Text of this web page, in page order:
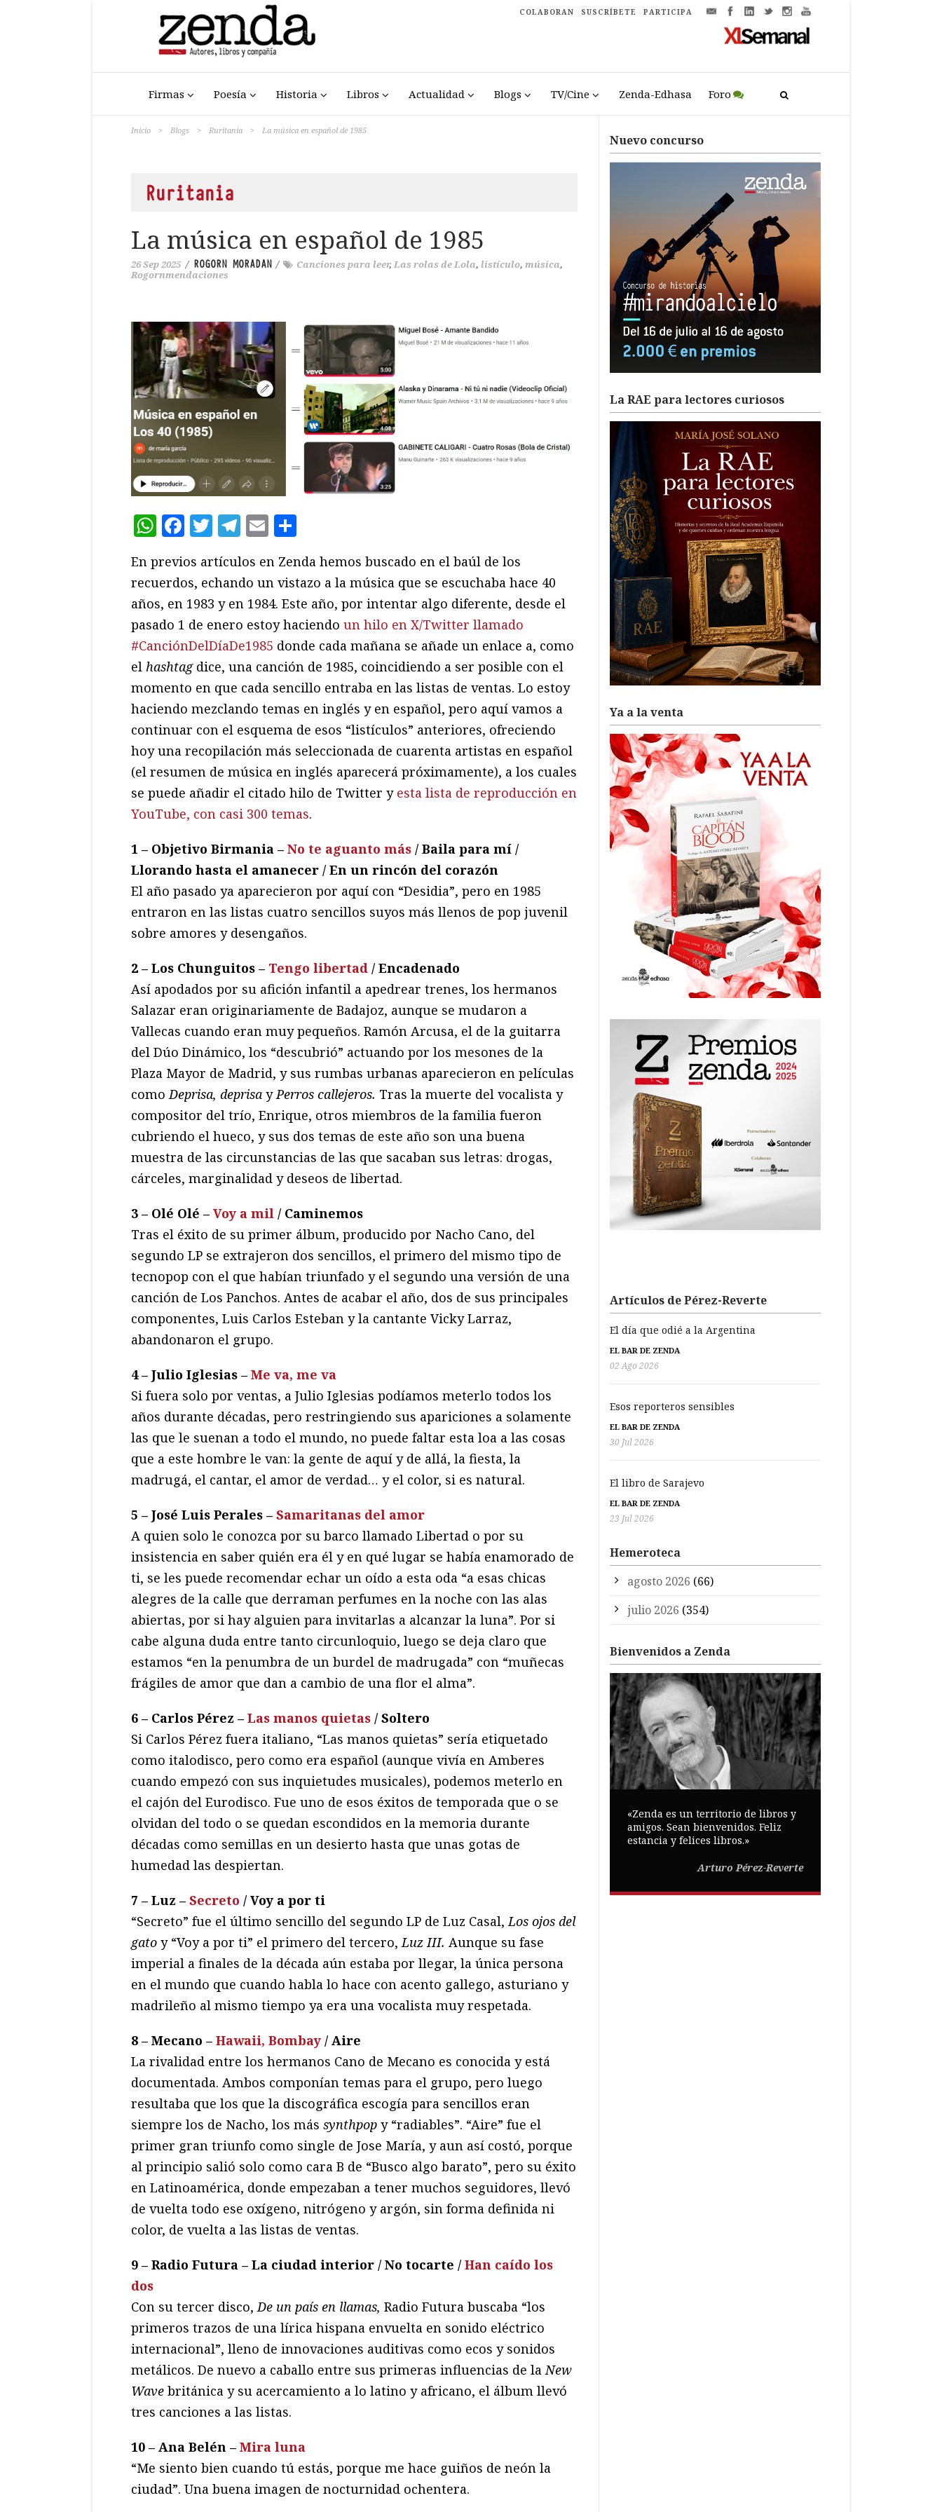
COLABORAN SUSCRÍBETE PARTICIPA
Firmas Poesía Historia Libros Actualidad Blogs TV/Cine Zenda-Edhasa Foro
Inicio > Blogs > Ruritania > La música en español de 1985
Ruritania
La música en español de 1985
26 Sep 2025 / ROGORN MORADAN / Canciones para leer, Las rolas de Lola, listículo, música,
Rogornmendaciones
WhatsApp
Facebook
Twitter
Telegram
Email
En previos artículos en Zenda hemos buscado en el baúl de los
recuerdos, echando un vistazo a la música que se escuchaba hace 40
años, en 1983 y en 1984. Este año, por intentar algo diferente, desde el
pasado 1 de enero estoy haciendo un hilo en X/Twitter llamado
#CanciónDelDíaDe1985 donde cada mañana se añade un enlace a, como
el hashtagdice, una canción de 1985, coincidiendo a ser posible con el
momento en que cada sencillo entraba en las listas de ventas. Lo estoy
haciendo mezclando temas en inglés y en español, pero aquí vamos a
continuar con el esquema de esos “listículos” anteriores, ofreciendo
hoy una recopilación más seleccionada de cuarenta artistas en español
(el resumen de música en inglés aparecerá próximamente), a los cuales
se puede añadir el citado hilo de Twitter y esta lista de reproducción en
YouTube, con casi 300 temas.
1 – Objetivo Birmania – No te aguanto más / Baila para mí /
Llorando hasta el amanecer / En un rincón del corazón
El año pasado ya aparecieron por aquí con “Desidia”, pero en 1985
entraron en las listas cuatro sencillos suyos más llenos de pop juvenil
sobre amores y desengaños.
2 – Los Chunguitos – Tengo libertad / Encadenado
Así apodados por su afición infantil a apedrear trenes, los hermanos
Salazar eran originariamente de Badajoz, aunque se mudaron a
Vallecas cuando eran muy pequeños. Ramón Arcusa, el de la guitarra
del Dúo Dinámico, los “descubrió” actuando por los mesones de la
Plaza Mayor de Madrid, y sus rumbas urbanas aparecieron en películas
comoDeprisa, deprisa yPerros callejeros. Tras la muerte del vocalista y
compositor del trío, Enrique, otros miembros de la familia fueron
cubriendo el hueco, y sus dos temas de este año son una buena
muestra de las circunstancias de las que sacaban sus letras: drogas,
cárceles, marginalidad y deseos de libertad.
3 – Olé Olé – Voy a mil / Caminemos
Tras el éxito de su primer álbum, producido por Nacho Cano, del
segundo LP se extrajeron dos sencillos, el primero del mismo tipo de
tecnopop con el que habían triunfado y el segundo una versión de una
canción de Los Panchos. Antes de acabar el año, dos de sus principales
componentes, Luis Carlos Esteban y la cantante Vicky Larraz,
abandonaron el grupo.
4 – Julio Iglesias – Me va, me va
Si fuera solo por ventas, a Julio Iglesias podíamos meterlo todos los
años durante décadas, pero restringiendo sus apariciones a solamente
las que le suenan a todo el mundo, no puede faltar esta loa a las cosas
que a este hombre le van: la gente de aquí y de allá, la fiesta, la
madrugá, el cantar, el amor de verdad… y el color, si es natural.
5 – José Luis Perales – Samaritanas del amor
A quien solo le conozca por su barco llamado Libertad o por su
insistencia en saber quién era él y en qué lugar se había enamorado de
ti, se les puede recomendar echar un oído a esta oda “a esas chicas
alegres de la calle que derraman perfumes en la noche con las alas
abiertas, por si hay alguien para invitarlas a alcanzar la luna”. Por si
cabe alguna duda entre tanto circunloquio, luego se deja claro que
estamos “en la penumbra de un burdel de madrugada” con “muñecas
frágiles de amor que dan a cambio de una flor el alma”.
6 – Carlos Pérez – Las manos quietas / Soltero
Si Carlos Pérez fuera italiano, “Las manos quietas” sería etiquetado
como italodisco, pero como era español (aunque vivía en Amberes
cuando empezó con sus inquietudes musicales), podemos meterlo en
el cajón del Eurodisco. Fue uno de esos éxitos de temporada que o se
olvidan del todo o se quedan escondidos en la memoria durante
décadas como semillas en un desierto hasta que unas gotas de
humedad las despiertan.
7 – Luz – Secreto / Voy a por ti
“Secreto” fue el último sencillo del segundo LP de Luz Casal,Los ojos del
gato y “Voy a por ti” el primero del tercero,Luz III. Aunque su fase
imperial a finales de la década aún estaba por llegar, la única persona
en el mundo que cuando habla lo hace con acento gallego, asturiano y
madrileño al mismo tiempo ya era una vocalista muy respetada.
8 – Mecano – Hawaii, Bombay / Aire
La rivalidad entre los hermanos Cano de Mecano es conocida y está
documentada. Ambos componían temas para el grupo, pero luego
resultaba que los que la discográfica escogía para sencillos eran
siempre los de Nacho, los más synthpop y “radiables”. “Aire” fue el
primer gran triunfo como single de Jose María, y aun así costó, porque
al principio salió solo como cara B de “Busco algo barato”, pero su éxito
en Latinoamérica, donde empezaban a tener muchos seguidores, llevó
de vuelta todo ese oxígeno, nitrógeno y argón, sin forma definida ni
color, de vuelta a las listas de ventas.
9 – Radio Futura – La ciudad interior / No tocarte / Han caído los
dos
Con su tercer disco,De un país en llamas, Radio Futura buscaba “los
primeros trazos de una lírica hispana envuelta en sonido eléctrico
internacional”, lleno de innovaciones auditivas como ecos y sonidos
metálicos. De nuevo a caballo entre sus primeras influencias de laNew
Wave británica y su acercamiento a lo latino y africano, el álbum llevó
tres canciones a las listas.
10 – Ana Belén – Mira luna
“Me siento bien cuando tú estás, porque me hace guiños de neón la
ciudad”. Una buena imagen de nocturnidad ochentera.
Nuevo concurso
La RAE para lectores curiosos
Ya a la venta
Artículos de Pérez-Reverte
El día que odié a la Argentina
EL BAR DE ZENDA
02 Ago 2026
Esos reporteros sensibles
EL BAR DE ZENDA
30 Jul 2026
El libro de Sarajevo
EL BAR DE ZENDA
23 Jul 2026
Hemeroteca
agosto 2026 (66)
julio 2026 (354)
Bienvenidos a Zenda
«Zenda es un territorio de libros y
amigos. Sean bienvenidos. Feliz
estancia y felices libros.»
Arturo Pérez-Reverte